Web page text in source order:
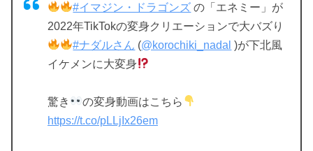
#イマジン・ドラゴンズ の「エネミー」が
2022年TikTokの変身クリエーションで大バズり
#ナダルさん (@korochiki_nadal )が下北風
イケメンに大変身
驚き
の変身動画はこちら
https://t.co/pLLjIx26em